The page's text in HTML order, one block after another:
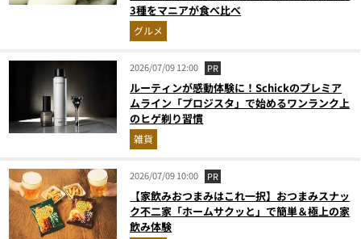
3種をマニアが食べ比べ
グルメ
2026/07/09 12:00 PR
ルーティンが感動体験に！Schickのプレミア
ムライン「プロジスタ」で始めるワンランク上
のヒゲ剃り習慣
雑貨
2026/07/09 10:00 PR
【家飲みおつまみはこれ一択】おつまみスナッ
ク不二家「ホームサクッと」で簡単＆極上の家
飲み体験